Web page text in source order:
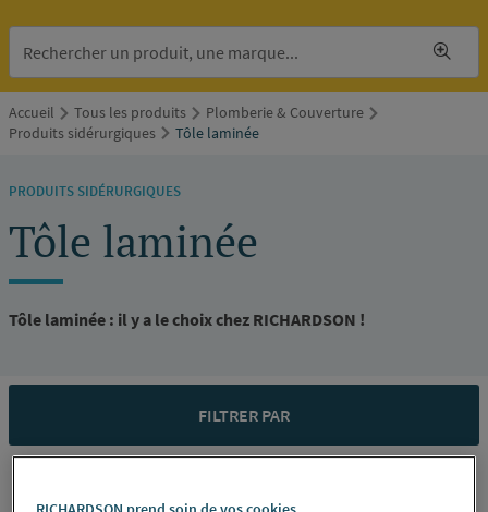
Accueil Tous les produits
Plomberie & Couverture
Produits sidérurgiques
Tôle laminée
PRODUITS SIDÉRURGIQUES
Tôle laminée
Tôle laminée : il y a le choix chez RICHARDSON !
FILTRER PAR